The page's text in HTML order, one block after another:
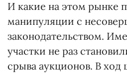
И какие на этом рынке
манипуляции с
законодательством.
участки не раз
срыва аукционов. В ход